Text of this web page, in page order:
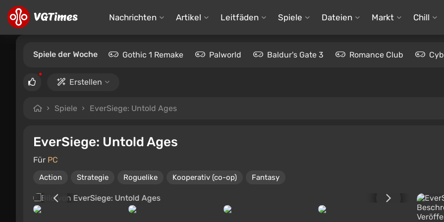
Nachrichten Artikel Leitfäden Spiele Dateien Markt Chill
Spiele der Woche Gothic 1 Remake Palworld Baldur's Gate 3 Romance Club
Erstellen
Spiele EverSiege: Untold Ages
EverSiege: Untold Ages
Für PC
Action Strategie Roguelike Kooperativ (co-op) Fantasy